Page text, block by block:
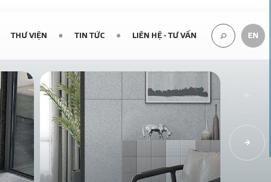
THƯ VIỆN TIN TỨC LIÊN HỆ - TƯ VẤN EN